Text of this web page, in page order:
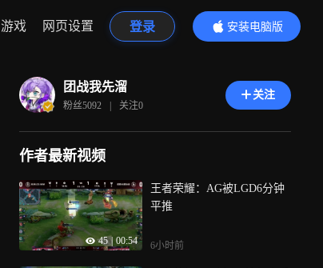
游戏 网页设置 登录
安装电脑版
内容更精彩
团战我先溜
粉丝5092 | 关注0
关注
作者最新视频
45 00:54
王者荣耀：AG被LGD6分钟
平推
6小时前